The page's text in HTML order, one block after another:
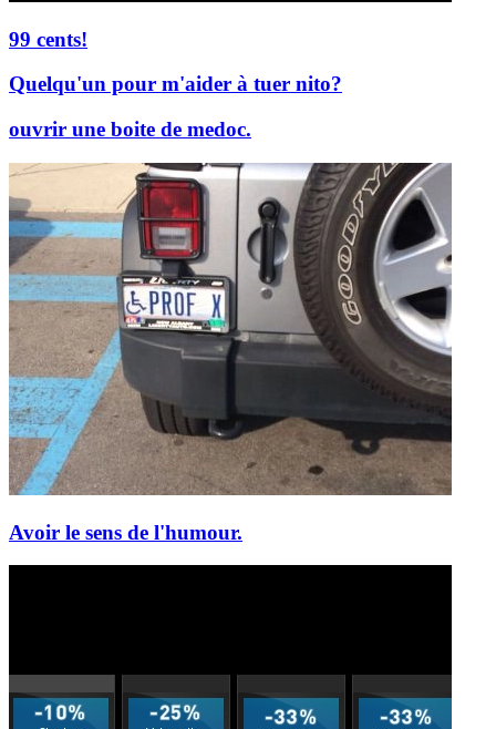
99 cents!
Quelqu'un pour m'aider à tuer nito?
ouvrir une boite de medoc.
Avoir le sens de l'humour.